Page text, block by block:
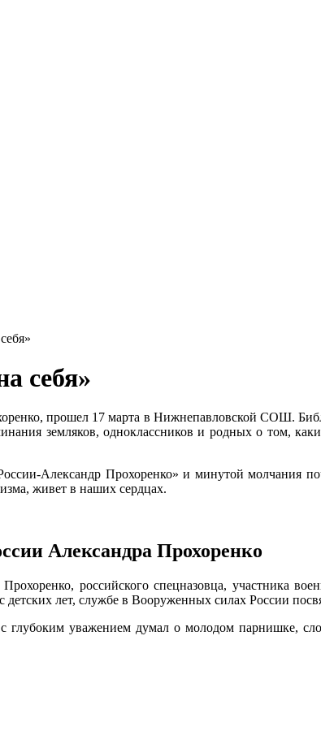
себя»
прошел 17 марта в Нижнепавловской СОШ.
земляков, одноклассников и родных о том,
Александр Прохоренко» и минутой молчания
живет в наших сердцах.
Александра Прохоренко
российского спецназовца, участника
лет, службе в Вооруженных силах России
глубоким уважением думал о молодом парнишке,